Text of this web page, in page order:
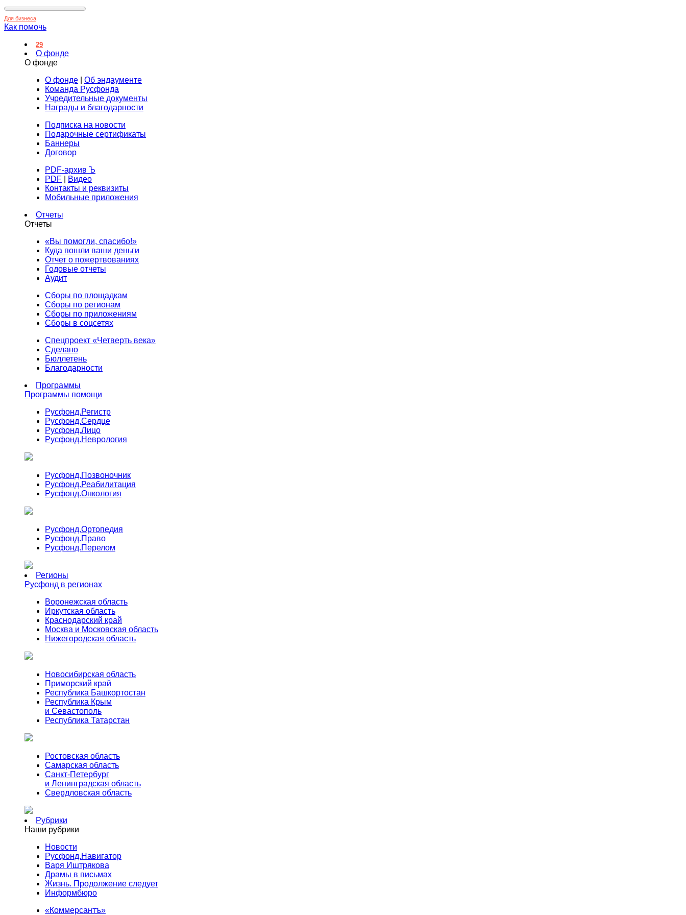
Для бизнеса
Как помочь
29
О фонде
О фонде
О фонде
Об эндаументе
Команда Русфонда
Учредительные документы
Награды и благодарности
Подписка на новости
Подарочные сертификаты
Баннеры
Договор
PDF-архив Ъ
PDF
Видео
Контакты и реквизиты
Мобильные приложения
Отчеты
Отчеты
«Вы помогли, спасибо!»
Куда пошли ваши деньги
Отчет о пожертвованиях
Годовые отчеты
Аудит
Сборы по площадкам
Сборы по регионам
Сборы по приложениям
Сборы в соцсетях
Спецпроект «Четверть века»
Сделано
Бюллетень
Благодарности
Программы
Программы помощи
Русфонд.Регистр
Русфонд.Сердце
Русфонд.Лицо
Русфонд.Неврология
Русфонд.Позвоночник
Русфонд.Реабилитация
Русфонд.Онкология
Русфонд.Ортопедия
Русфонд.Право
Русфонд.Перелом
Регионы
Русфонд в регионах
Воронежская область
Иркутская область
Краснодарский край
Москва и Московская область
Нижегородская область
Новосибирская область
Приморский край
Республика Башкортостан
Республика Крым
и Севастополь
Республика Татарстан
Ростовская область
Самарская область
Санкт-Петербург
и Ленинградская область
Свердловская область
Рубрики
Наши рубрики
Новости
Русфонд.Навигатор
Варя Иштрякова
Драмы в письмах
Жизнь. Продолжение следует
Информбюро
«Коммерсантъ»